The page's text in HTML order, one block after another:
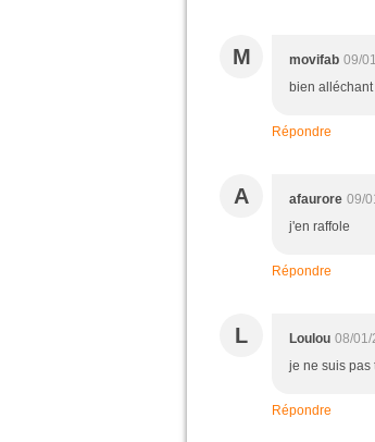
M movifab 09/
bien
Répondre
A afaurore 09/
j'en raffole
Répondre
L Loulou 08/01/
je ne suis pas
Répondre